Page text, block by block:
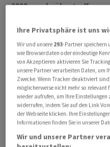
2020 wurde übertroffen:
Corona-Krise mit
Insolvenzzahlen.
Schwache Konjunktur
Trendwende
Der Trend zeigt weiter
25,9 Prozent mehr
Jahr zuvor. Seit Juni
Ihre Privatsphäre ist uns
Wir und unsere 293-Partner speichern
wie Browserdaten oder eindeutige
von Akzeptieren aktivieren Sie
unsere Partner verarbeiten Daten, um
Zwecke. Wenn Tracker deaktiviert
möglicherweise nicht mehr so relevant
wieder aufrufen, um Ihre
widerrufen, indem Sie auf den Link
der Webseite klicken. Ihre
Informationen finden Sie in unserer
Wir und unsere Partner